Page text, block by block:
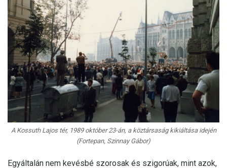
A Kossuth Lajos tér, 1989 október 23-án, a köztársaság kikiáltása idején
(Fortepan, Szinnay Gábor)
Egyáltalán nem kevésbé szorosak és szigorúak, mint azok,